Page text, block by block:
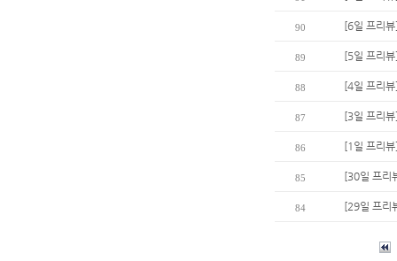
90 [6일 프리
89 [5일 프리
88 [4일 프리
87 [3일 프리
86 [1일 프리
85 [30일 프리
84 [29일 프리